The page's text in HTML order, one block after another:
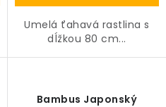
Umelá ťahavá rastlina s
dĺžkou 80 cm...
Bambus Japonský